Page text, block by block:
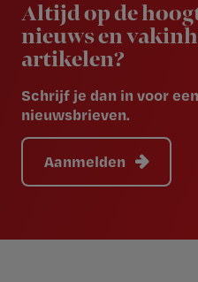
Altijd op de
nieuws en
artikelen?
Schrijf je dan in voor
nieuwsbrieven.
Aanmelden